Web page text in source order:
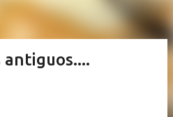
antiguos....